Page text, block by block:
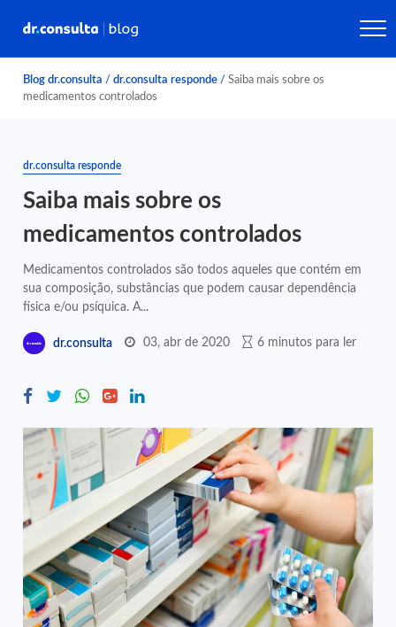
Blog dr.consulta / dr.consulta responde / Saiba mais sobre os
medicamentos controlados
dr.consulta responde
Saiba mais sobre os
medicamentos controlados
Medicamentos controlados são todos aqueles que contém em
sua composição, substâncias que podem causar dependência
física e/ou psíquica. A...
dr.consulta 03, abr de 2020 6 minutos para ler